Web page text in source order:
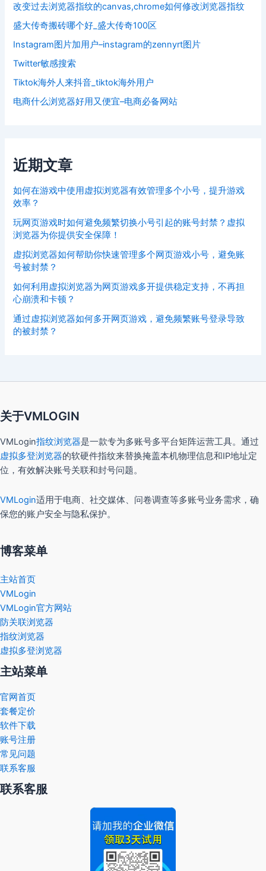
改变过去浏览器指纹的canvas,chrome如何修改浏览器指纹
盛大传奇搬砖哪个好_盛大传奇100区
Instagram图片加用户–instagram的zennyrt图片
Twitter敏感搜索
Tiktok海外人来抖音_tiktok海外用户
电商什么浏览器好用又便宜–电商必备网站
近期文章
如何在游戏中使用虚拟浏览器有效管理多个小号，提升游戏
效率？
玩网页游戏时如何避免频繁切换小号引起的账号封禁？虚拟
浏览器为你提供安全保障！
虚拟浏览器如何帮助你快速管理多个网页游戏小号，避免账
号被封禁？
如何利用虚拟浏览器为网页游戏多开提供稳定支持，不再担
心崩溃和卡顿？
通过虚拟浏览器如何多开网页游戏，避免频繁账号登录导致
的被封禁？
关于VMLOGIN
VMLogin指纹浏览器是一款专为多账号多平台矩阵运营工具。通过
虚拟多登浏览器的软硬件指纹来替换掩盖本机物理信息和IP地址定
位，有效解决账号关联和封号问题。
VMLogin适用于电商、社交媒体、问卷调查等多账号业务需求，确
保您的账户安全与隐私保护。
博客菜单
主站首页
VMLogin
VMLogin官方网站
防关联浏览器
指纹浏览器
虚拟多登浏览器
主站菜单
官网首页
套餐定价
软件下载
账号注册
常见问题
联系客服
联系客服